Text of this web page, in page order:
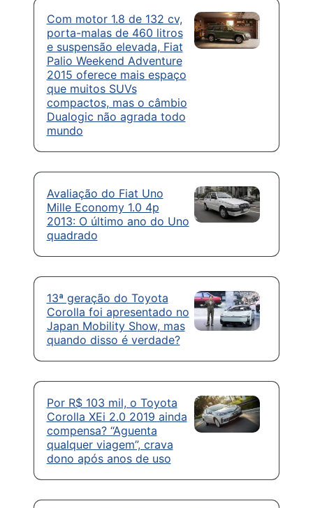
Com motor 1.8 de 132 cv,
porta-malas de 460 litros
e suspensão elevada, Fiat
Palio Weekend Adventure
2015 oferece mais espaço
que muitos SUVs
compactos, mas o câmbio
Dualogic não agrada todo
mundo
Avaliação do Fiat Uno
Mille Economy 1.0 4p
2013: O último ano do Uno
quadrado
13ª geração do Toyota
Corolla foi apresentado no
Japan Mobility Show, mas
quando disso é verdade?
Por R$ 103 mil, o Toyota
Corolla XEi 2.0 2019 ainda
compensa? “Aguenta
qualquer viagem”, crava
dono após anos de uso